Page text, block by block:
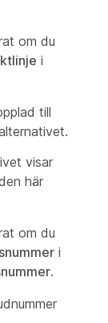
om du
i
till
visar
här
om du
i
.